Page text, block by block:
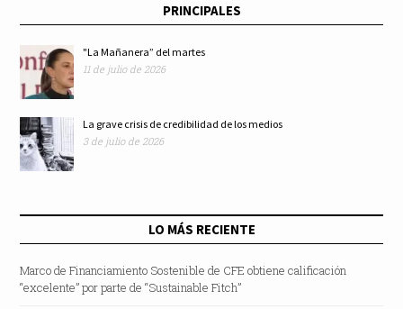
PRINCIPALES
"La Mañanera” del martes
11 de julio de 2026
La grave crisis de credibilidad de los medios
3 de julio de 2026
LO MÁS RECIENTE
Marco de Financiamiento Sostenible de CFE obtiene calificación
“excelente” por parte de “Sustainable Fitch”